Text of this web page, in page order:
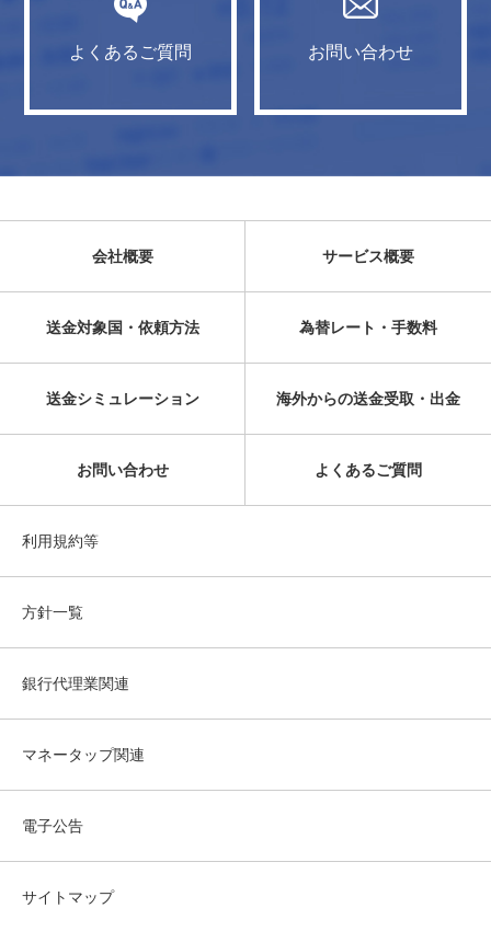
よくあるご質問 お問い合わせ
会社概要 サービス概要
送金対象国・依頼方法 為替レート・手数料
送金シミュレーション 海外からの送金受取・出金
お問い合わせ よくあるご質問
利用規約等
方針一覧
銀行代理業関連
マネータップ関連
電子公告
サイトマップ